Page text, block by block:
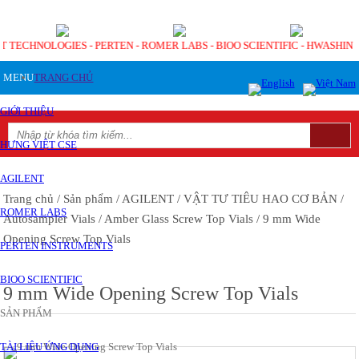
TECHNOLOGIES - PERTEN - ROMER LABS - BIOO SCIENTIFIC -
MENUTRANG CHỦ
GIỚI THIỆU
HƯNG VIỆT CSE
AGILENT
ROMER LABS
PERTEN INSTRUMENTS
BIOO SCIENTIFIC
SẢN PHẨM
TÀI LIỆU ỨNG DỤNG
Trang chủ / Sản phẩm / AGILENT / VẬT TƯ TIÊU HAO CƠ BẢN /
Autosampler Vials / Amber Glass Screw Top Vials / 9 mm Wide
Opening Screw Top Vials
9 mm Wide Opening Screw Top Vials